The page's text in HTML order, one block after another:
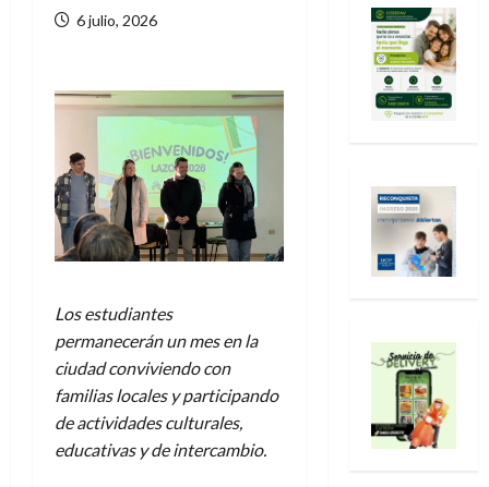
6 julio, 2026
Los estudiantes
permanecerán un mes en la
ciudad conviviendo con
familias locales y participando
de actividades culturales,
educativas y de intercambio.